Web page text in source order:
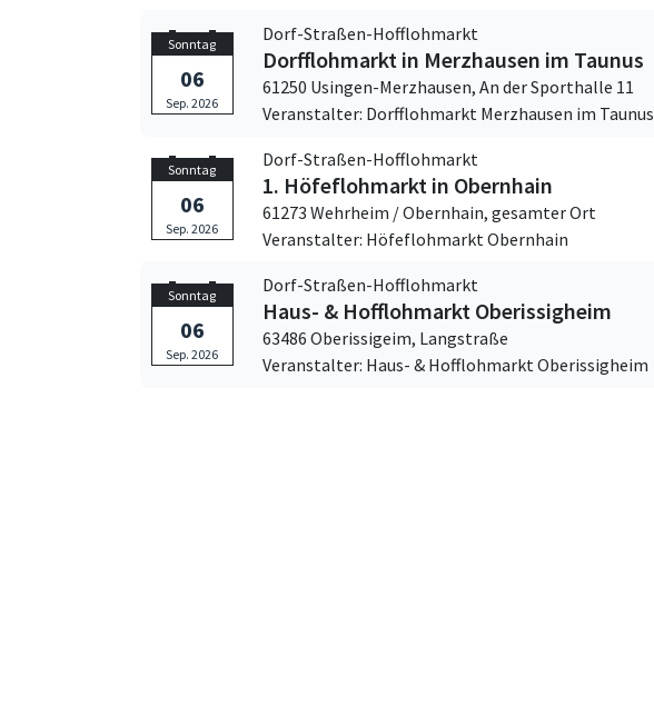
Sonntag
06
Sep. 2026
Dorf-Straßen-Hofflohmarkt
Dorfflohmarkt in Merzhausen im Taunus
61250 Usingen-Merzhausen, An der Sporthalle 11
Veranstalter: Dorfflohmarkt Merzhausen im Taunus
Sonntag
06
Sep. 2026
Dorf-Straßen-Hofflohmarkt
1. Höfeflohmarkt in Obernhain
61273 Wehrheim / Obernhain, gesamter Ort
Veranstalter: Höfeflohmarkt Obernhain
Sonntag
06
Sep. 2026
Dorf-Straßen-Hofflohmarkt
Haus- & Hofflohmarkt Oberissigheim
63486 Oberissigeim, Langstraße
Veranstalter: Haus- & Hofflohmarkt Oberissigheim